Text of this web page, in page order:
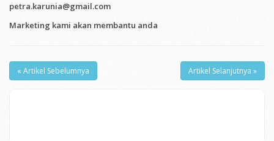
petra.karunia@gmail.com
Marketing kami akan membantu anda
Artikel Selanjutnya »
« Artikel Sebelumnya